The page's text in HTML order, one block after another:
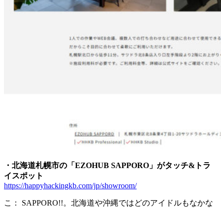
・北海道札幌市の「EZOHUB SAPPORO」がタッチ&トラ
イスポット
https://happyhackingkb.com/jp/showroom/
こ： SAPPORO!!。北海道や沖縄ではどのアイドルもなかな